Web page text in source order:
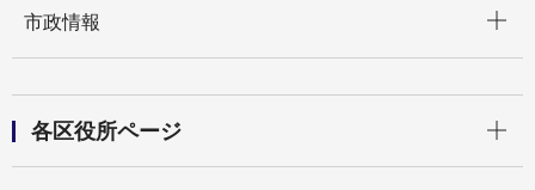
市政情報
各区役所ページ